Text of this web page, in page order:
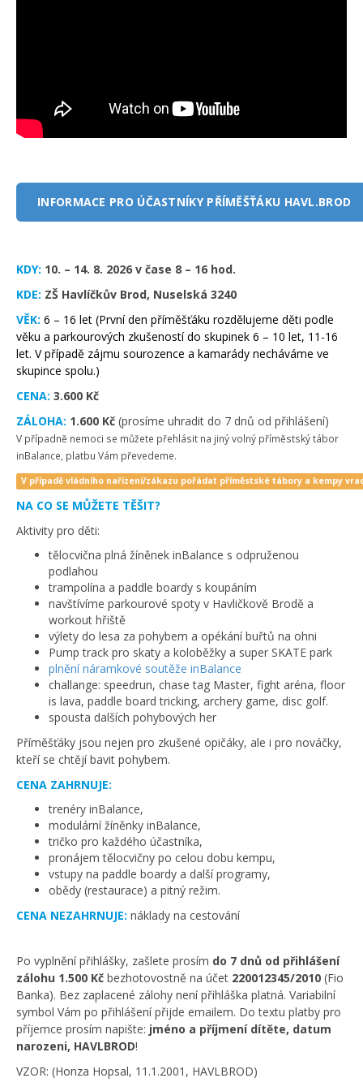
INFORMACE PRO ÚČASTNÍKY PŘÍMĚŠŤÁKU HAVL.BROD
KDY: 10. – 14. 8. 2026 v čase 8 – 16 hod.
KDE: ZŠ Havlíčkův Brod, Nuselská 3240
VĚK: 6 – 16 let (První den příměšťáku rozdělujeme děti podle
věku a parkourových zkušeností do skupinek 6 – 10 let, 11-16
let. V případě zájmu sourozence a kamarády necháváme ve
skupince spolu.)
CENA: 3.600 Kč
ZÁLOHA: 1.600 Kč (prosíme uhradit do 7 dnů od přihlášení)
V případně nemoci se můžete přehlásit na jiný volný příměstský tábor
inBalance, platbu Vám převedeme.
V případě vládního nařízení/zákazu pořádat příměstské tábory a kempy
NA CO SE MŮŽETE TĚŠIT?
Aktivity pro děti:
tělocvična plná žíněnek inBalance s odpruženou
podlahou
trampolína a paddle boardy s koupáním
navštívíme parkourové spoty v Havličkově Brodě a
workout hřiště
výlety do lesa za pohybem a opékání buřtů na ohni
Pump track pro skaty a koloběžky a super SKATE park
plnění náramkové soutěže inBalance
challange: speedrun, chase tag Master, fight aréna, floor
is lava, paddle board tricking, archery game, disc golf.
spousta dalších pohybových her
Příměšťáky jsou nejen pro zkušené opičáky, ale i pro nováčky,
kteří se chtějí bavit pohybem.
CENA ZAHRNUJE:
trenéry inBalance,
modulární žíněnky inBalance,
tričko pro každého účastníka,
pronájem tělocvičny po celou dobu kempu,
vstupy na paddle boardy a další programy,
obědy (restaurace) a pitný režim.
CENA NEZAHRNUJE: náklady na cestování
Po vyplnění přihlášky, zašlete prosím do 7 dnů od přihlášení
zálohu 1.500 Kč bezhotovostně na účet 220012345/2010 (Fio
Banka). Bez zaplacené zálohy není přihláška platná. Variabilní
symbol Vám po přihlášení přijde emailem. Do textu platby pro
příjemce prosím napište: jméno a příjmení dítěte, datum
narozeni, HAVLBROD!
VZOR: (Honza Hopsal, 11.1.2001, HAVLBROD)